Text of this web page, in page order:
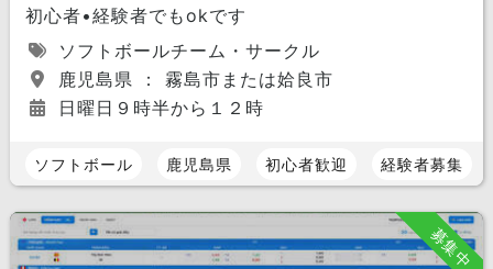
初心者•経験者でもokです
ソフトボールチーム・サークル
鹿児島県 ： 霧島市または姶良市
日曜日９時半から１２時
ソフトボール 鹿児島県 初心者歓迎 経験者募集
募集中